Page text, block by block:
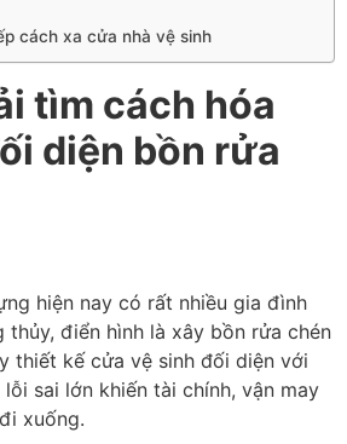
cách xa cửa nhà vệ sinh
tìm cách hóa
diện bồn rửa
hiện nay có rất nhiều gia đình
thủy, điển hình là xây bồn rửa chén
thiết kế cửa vệ sinh đối diện với
sai lớn khiến tài chính, vận may
xuống.